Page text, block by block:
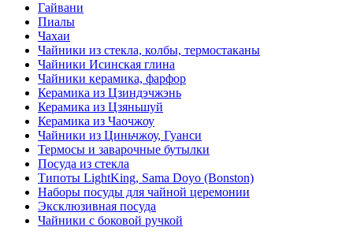
Гайвани
Пиалы
Чахаи
Чайники из стекла, колбы, термостаканы
Чайники Исинская глина
Чайники керамика, фарфор
Керамика из Цзиндэчжэнь
Керамика из Цзяньшуй
Керамика из Чаочжоу
Чайники из Циньчжоу, Гуанси
Термосы и заварочные бутылки
Посуда из стекла
Типоты LightKing, Sama Doyo (Bonston)
Наборы посуды для чайной церемонии
Эксклюзивная посуда
Чайники с боковой ручкой